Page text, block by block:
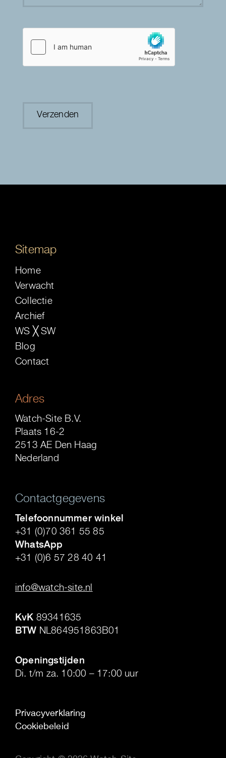
Sitemap
Home
Verwacht
Collectie
Archief
WS ╳ SW
Blog
Contact
Adres
Watch-Site B.V.
Plaats 16-2
2513 AE Den Haag
Nederland
Contactgegevens
Telefoonnummer winkel
+31 (0)70 361 55 85
WhatsApp
+31 (0)6 57 28 40 41
info@watch-site.nl
KvK 89341635
BTW NL864951863B01
Openingstijden
Di. t/m za. 10:00 – 17:00 uur
Privacyverklaring
Cookiebeleid